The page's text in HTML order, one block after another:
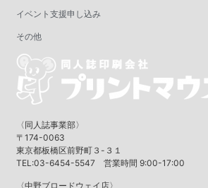
イベント支援申し込み
その他
〈同人誌事業部〉
〒174-0063
東京都板橋区前野町３-３１
TEL:03-6454-5547 営業時間 9:00-17:00
〈中野ブロードウェイ店〉